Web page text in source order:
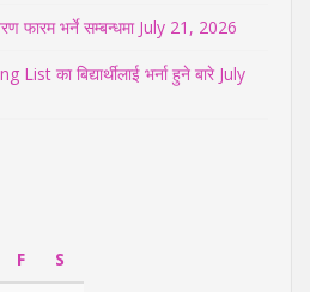
फारम भर्ने सम्बन्धमा July 21, 2026
का बिद्यार्थीलाई भर्ना हुने बारे July
F
S